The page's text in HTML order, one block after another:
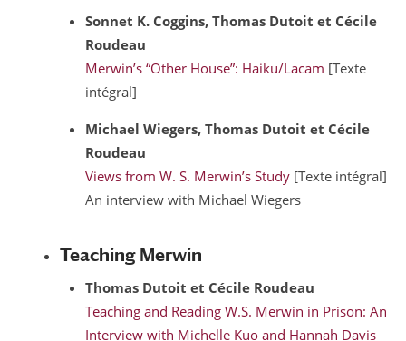
Sonnet K. Coggins, Thomas Dutoit et Cécile
Roudeau
Merwin’s “Other House”: Haiku/Lacam [Texte
intégral]
Michael Wiegers, Thomas Dutoit et Cécile
Roudeau
Views from W. S. Merwin’s Study [Texte intégral]
An interview with Michael Wiegers
Teaching Merwin
Thomas Dutoit et Cécile Roudeau
Teaching and Reading W.S. Merwin in Prison: An
Interview with Michelle Kuo and Hannah Davis